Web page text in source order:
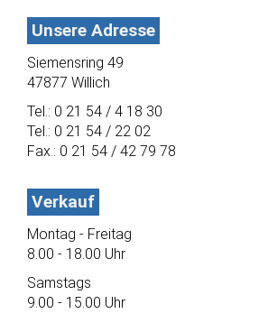
Unsere Adresse
Siemensring 49
47877 Willich
Tel.: 0 21 54 / 4 18 30
Tel.: 0 21 54 / 22 02
Fax.: 0 21 54 / 42 79 78
Verkauf
Montag - Freitag
8.00 - 18.00 Uhr
Samstags
9.00 - 15.00 Uhr